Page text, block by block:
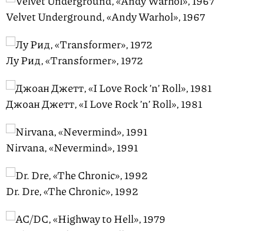
Velvet Underground, «Andy Warhol», 1967
Лу Рид, «Transformer», 1972
Джоан Джетт, «I Love Rock ’n’ Roll», 1981
Nirvana, «Nevermind», 1991
Dr. Dre, «The Chronic», 1992